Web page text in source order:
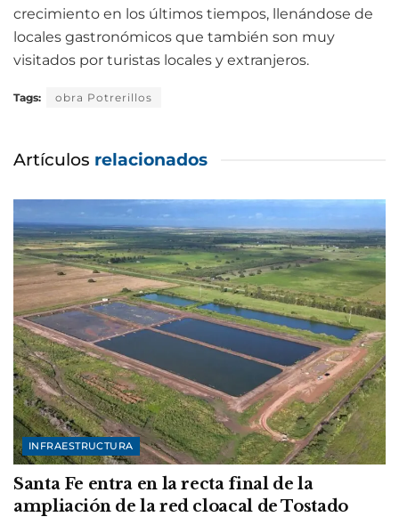
crecimiento en los últimos tiempos, llenándose de
locales gastronómicos que también son muy
visitados por turistas locales y extranjeros.
Tags: obra Potrerillos
Artículos relacionados
INFRAESTRUCTURA
Santa Fe entra en la recta final de la
ampliación de la red cloacal de Tostado